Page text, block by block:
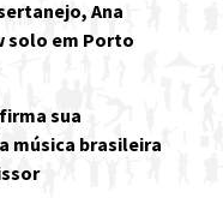
Ana
solo em Porto
sua
música brasileira